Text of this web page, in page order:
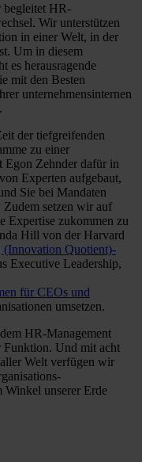
begleitet HR­-
Wir unterstützen
in einer Welt, in der
Um in diesem
es herausragende
mit den Besten
unternehmensinternen
der tiefgreifenden
zu einer
Egon Zehnder dafür in
Experten aufgebaut,
Sie bei Mandaten
Zudem setzen wir auf
Expertise zukommen zu
Hill von der Harvard
(Innovation Quotient)­-
Executive Leadership,
für CEOs und
umsetzen.
HR-Management
Funktion. Und mit acht
Welt verfügen wir
Winkel unserer Erde